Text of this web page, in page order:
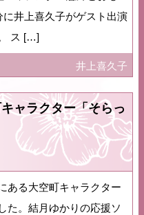
井上喜久子がゲスト出演
ス […]
井上喜久子
ャラクター「そらっ
ある大空町キャラクター
た。結月ゆかりの応援ソ